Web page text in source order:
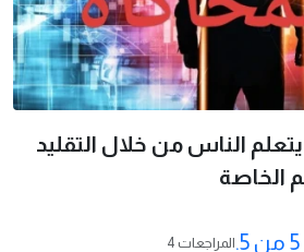
الناس من خلال التقليد
الخاصة
4 المراجعات